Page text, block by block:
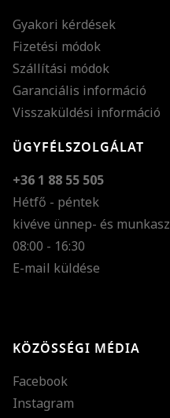
Gyakori kérdések
Fizetési módok
Szállítási módok
Garanciális információ
Visszaküldési információ
ÜGYFÉLSZOLGÁLAT
+36 1 88 55 505
Hétfő - péntek
kivéve ünnep- és
08:00 - 16:30
E-mail küldése
KÖZÖSSÉGI MÉDIA
Facebook
Instagram